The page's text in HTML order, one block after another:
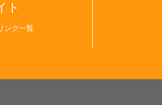
ト
ンク一覧